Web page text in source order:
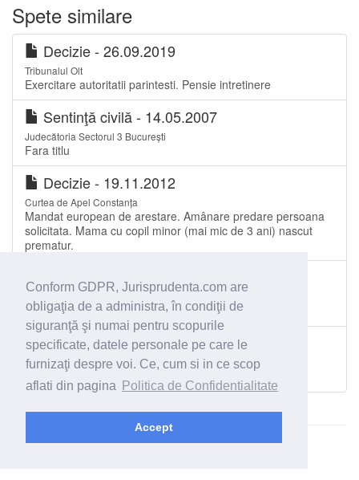
Conform GDPR, Jurisprudenta.com are
obligaţia de a administra, în condiţii de
siguranţă şi numai pentru scopurile
specificate, datele personale pe care le
furnizaţi despre voi. Ce, cum si in ce scop
aflati din pagina
Politica de Confidentialitate
Accept
Spete similare
Decizie - 26.09.2019
Tribunalul Olt
Exercitare autoritatii parintesti. Pensie intretinere
Sentinţă civilă - 14.05.2007
Judecătoria Sectorul 3 București
Fara titlu
Decizie - 19.11.2012
Curtea de Apel Constanța
Mandat european de arestare. Amânare predare persoana
solicitata. Mama cu copil minor (mai mic de 3 ani) nascut
prematur.
Sentinţă civilă - 04.04.2013
Minori si familie
Sentinţă civilă - 23.03.2021
Judecătoria Buzău
MINORI SI FAMILIE. STABILIRE DOMICILIU MINORI